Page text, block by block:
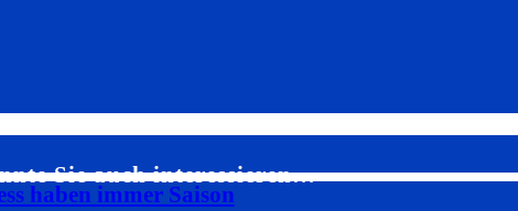
Sie auch interessieren…
haben immer Saison